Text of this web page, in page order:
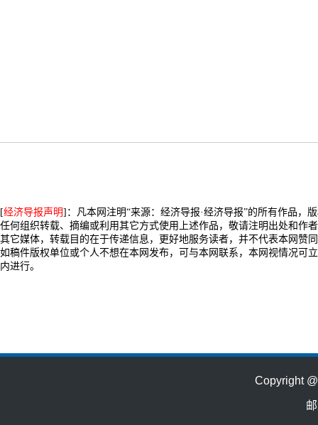
[经济导报声明]：凡本网注明“来源：经济导报·经济导报”的所有作品，
任何组织转载、摘编或利用其它方式使用上述作品，敬请注明出处和作
其它媒体，转载目的在于传递信息，更好地服务读者，并不代表本网赞
如稿件版权单位或个人不想在本网发布，可与本网联系，本网视情况可
内进行。
Copyright